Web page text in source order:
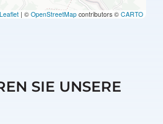
Leaflet | © OpenStreetMap contributors © CARTO
SIE UNSERE